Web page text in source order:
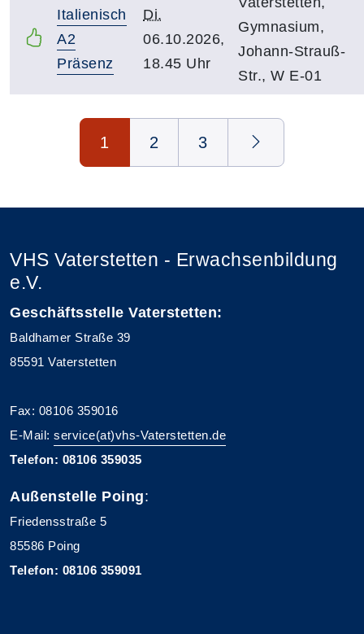
Italienisch
A2
Präsenz
Di.
06.10.2026,
18.45 Uhr
Gymnasium,
Johann-Strauß-
Str., W E-01
Seite 1 von 3
1 2 3
VHS Vaterstetten - Erwachsenbildung
e.V.
Geschäftsstelle Vaterstetten:
Baldhamer Straße 39
85591 Vaterstetten
Fax: 08106 359016
E-Mail: service(at)vhs-Vaterstetten.de
Telefon: 08106 359035
Außenstelle Poing:
Friedensstraße 5
85586 Poing
Telefon: 08106 359091